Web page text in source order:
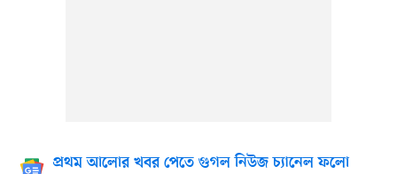
প্রথম আলোর খবর পেতে গুগল নিউজ চ্যানেল ফলো